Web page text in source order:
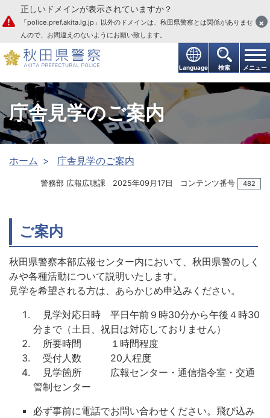
本文へ
Language 検索 メニュー
正しいドメインが表示されていますか？
「police.pref.akita.lg.jp」以外のドメインは、秋田県警察とは関係がありませ
んので、お間違えのないようにお願い致します。
×
庁舎見学のご案内
ホーム 庁舎見学のご案内
警務部 広報広聴課 2025年09月17日 コンテンツ番号 482
ご案内
秋田県警察本部広報センター内において、秋田県警のしく
みや各種活動について説明いたします。
見学を希望される方は、あらかじめ申込みください。
見学対応日時 平日午前９時30分から午後４時30
分まで（土日、祝日は対応しておりません）
所要時間 １時間程度
受付人数 20人程度
見学箇所 広報センター・通信指令室・交通
管制センター
必ず事前に電話でお問い合わせください。飛び込み